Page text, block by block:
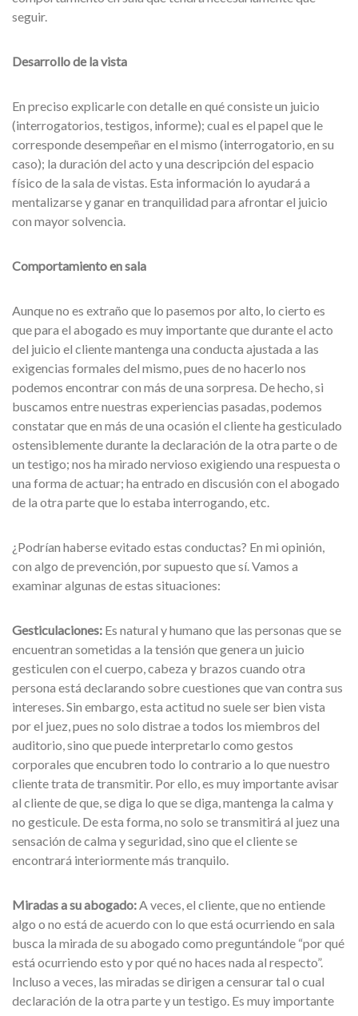
seguir.
Desarrollo de la vista
En preciso explicarle con detalle en qué consiste un juicio
(interrogatorios, testigos, informe); cual es el papel que le
corresponde desempeñar en el mismo (interrogatorio, en su
caso); la duración del acto y una descripción del espacio
físico de la sala de vistas. Esta información lo ayudará a
mentalizarse y ganar en tranquilidad para afrontar el juicio
con mayor solvencia.
Comportamiento en sala
Aunque no es extraño que lo pasemos por alto, lo cierto es
que para el abogado es muy importante que durante el acto
del juicio el cliente mantenga una conducta ajustada a las
exigencias formales del mismo, pues de no hacerlo nos
podemos encontrar con más de una sorpresa. De hecho, si
buscamos entre nuestras experiencias pasadas, podemos
constatar que en más de una ocasión el cliente ha gesticulado
ostensiblemente durante la declaración de la otra parte o de
un testigo; nos ha mirado nervioso exigiendo una respuesta o
una forma de actuar; ha entrado en discusión con el abogado
de la otra parte que lo estaba interrogando, etc.
¿Podrían haberse evitado estas conductas? En mi opinión,
con algo de prevención, por supuesto que sí. Vamos a
examinar algunas de estas situaciones:
Gesticulaciones: Es natural y humano que las personas que se
encuentran sometidas a la tensión que genera un juicio
gesticulen con el cuerpo, cabeza y brazos cuando otra
persona está declarando sobre cuestiones que van contra sus
intereses. Sin embargo, esta actitud no suele ser bien vista
por el juez, pues no solo distrae a todos los miembros del
auditorio, sino que puede interpretarlo como gestos
corporales que encubren todo lo contrario a lo que nuestro
cliente trata de transmitir. Por ello, es muy importante avisar
al cliente de que, se diga lo que se diga, mantenga la calma y
no gesticule. De esta forma, no solo se transmitirá al juez una
sensación de calma y seguridad, sino que el cliente se
encontrará interiormente más tranquilo.
Miradas a su abogado:A veces, el cliente, que no entiende
algo o no está de acuerdo con lo que está ocurriendo en sala
busca la mirada de su abogado como preguntándole “por qué
está ocurriendo esto y por qué no haces nada al respecto”.
Incluso a veces, las miradas se dirigen a censurar tal o cual
declaración de la otra parte y un testigo. Es muy importante